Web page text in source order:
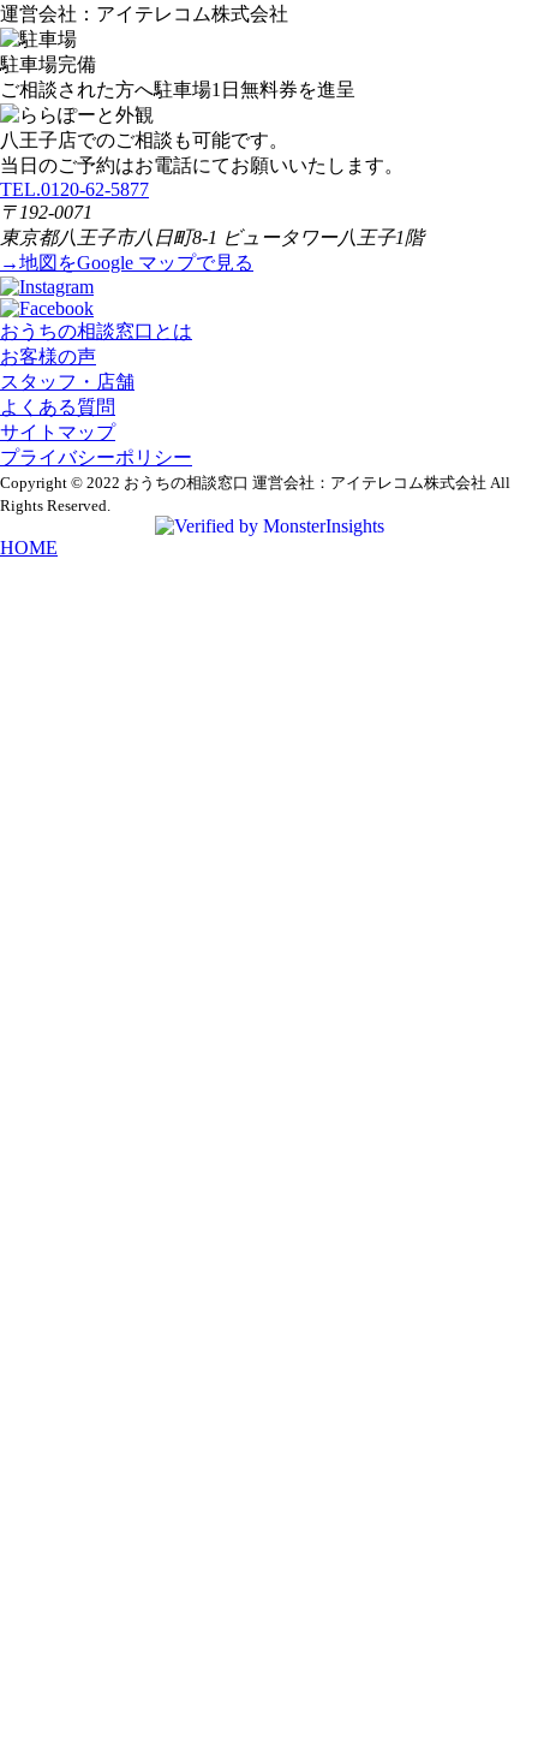
運営会社：アイテレコム株式会社
駐車場完備
ご相談された方へ駐車場1日無料券を進呈
八王子店でのご相談も可能です。
当日のご予約はお電話にてお願いいたします。
TEL.0120-62-5877
〒192-0071
東京都八王子市八日町8-1 ビュータワー八王子1階
→地図をGoogle マップで見る
おうちの相談窓口とは
お客様の声
スタッフ・店舗
よくある質問
サイトマップ
プライバシーポリシー
Copyright © 2022 おうちの相談窓口 運営会社：アイテレコム株式会社 All
Rights Reserved.
HOME